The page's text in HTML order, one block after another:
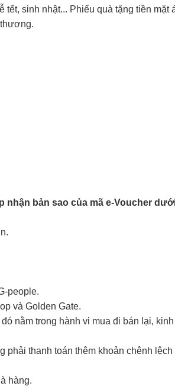
sinh nhật... Phiếu quà tặng tiền mặt
nhận bản sao của mã e-Voucher
people.
và Golden Gate.
nằm trong hành vi mua đi bán lại,
phải thanh toán thêm khoản chênh lệch
hàng.